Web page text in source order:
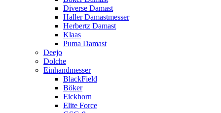
Diverse Damast
Haller Damastmesser
Herbertz Damast
Klaas
Puma Damast
Deejo
Dolche
Einhandmesser
BlackField
Böker
Eickhorn
Elite Force